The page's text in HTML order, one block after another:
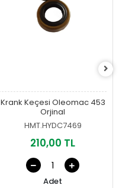
Krank Keçesi Oleomac 453
Orjinal
HMT.HYDC7469
210,00 TL
Adet